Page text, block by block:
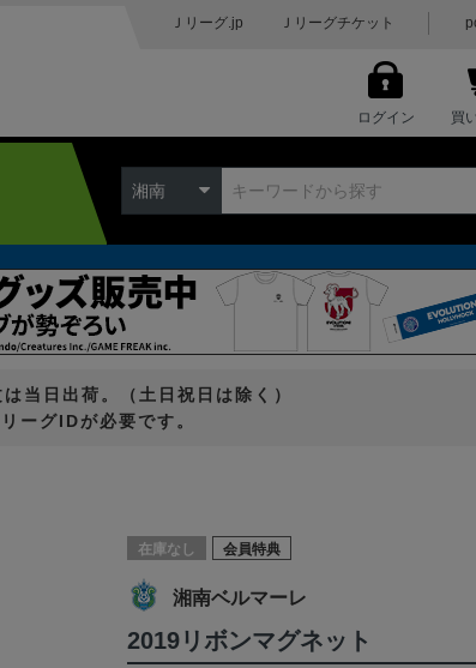
Ｊリーグ.jp Ｊリーグチケット
ログイン 買
湘南
当日出荷。（土日祝日は除く）
ーグIDが必要です。
在庫なし 会員特典
湘南ベルマーレ
2019リボンマグネット